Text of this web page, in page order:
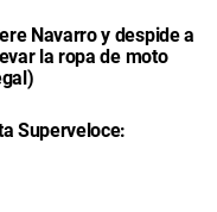
Navarro y despide a
la ropa de moto
Superveloce: